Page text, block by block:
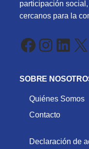
participación
cercanos para la
Facebook
X
SOBRE
Quiénes Somos
Contacto
Declaración de